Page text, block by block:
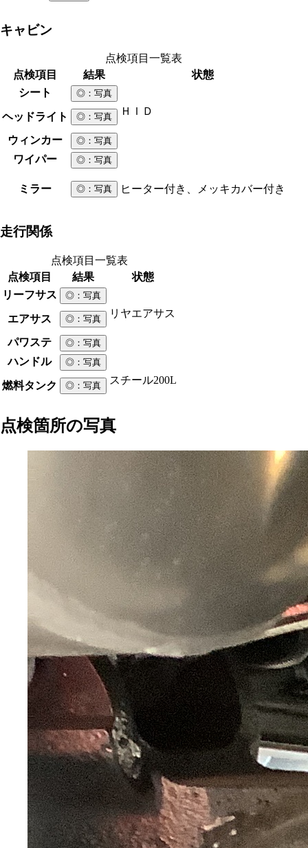
キャビン
点検項目一覧表
点検項目
結果
状態
シート
◎ ：写真
ヘッドライト ◎ ：写真 ＨＩＤ
ウィンカー ◎ ：写真
ワイパー ◎ ：写真
ミラー ◎ ：写真 ヒーター付き、メッキカバー付き
走行関係
点検項目一覧表
点検項目
結果
状態
リーフサス
◎ ：写真
エアサス ◎ ：写真 リヤエアサス
パワステ ◎ ：写真
ハンドル ◎ ：写真
燃料タンク ◎ ：写真 スチール200L
点検箇所の写真